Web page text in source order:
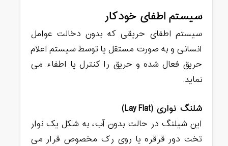
سیستم اطفای خودکار
سیستم اطفای حریقی که بدون دخالت عوامل
انسانی و به صورت مستقل یا توسط سیستم اعلام
حریق فعال شده و حریق را کنترل یا اطفاء می
نماید.
شلنگ نواری (Lay Flat)
این شیلنگ در حالت بدون آب، به شکل یک نوار
تخت دور قرقره یا روی رک مخصوص قرار می